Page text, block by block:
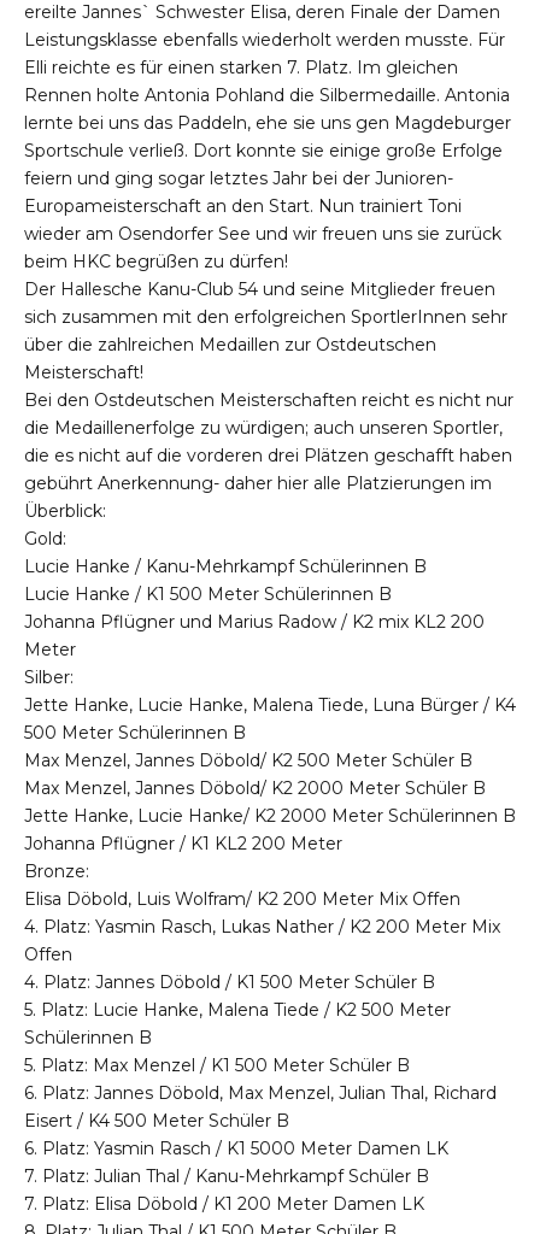
ereilte Jannes` Schwester Elisa, deren Finale der Damen
Leistungsklasse ebenfalls wiederholt werden musste. Für
Elli reichte es für einen starken 7. Platz. Im gleichen
Rennen holte Antonia Pohland die Silbermedaille. Antonia
lernte bei uns das Paddeln, ehe sie uns gen Magdeburger
Sportschule verließ. Dort konnte sie einige große Erfolge
feiern und ging sogar letztes Jahr bei der Junioren-
Europameisterschaft an den Start. Nun trainiert Toni
wieder am Osendorfer See und wir freuen uns sie zurück
beim HKC begrüßen zu dürfen!
Der Hallesche Kanu-Club 54 und seine Mitglieder freuen
sich zusammen mit den erfolgreichen SportlerInnen sehr
über die zahlreichen Medaillen zur Ostdeutschen
Meisterschaft!
Bei den Ostdeutschen Meisterschaften reicht es nicht nur
die Medaillenerfolge zu würdigen; auch unseren Sportler,
die es nicht auf die vorderen drei Plätzen geschafft haben
gebührt Anerkennung- daher hier alle Platzierungen im
Überblick:
Gold:
Lucie Hanke / Kanu-Mehrkampf Schülerinnen B
Lucie Hanke / K1 500 Meter Schülerinnen B
Johanna Pflügner und Marius Radow / K2 mix KL2 200
Meter
Silber:
Jette Hanke, Lucie Hanke, Malena Tiede, Luna Bürger / K4
500 Meter Schülerinnen B
Max Menzel, Jannes Döbold/ K2 500 Meter Schüler B
Max Menzel, Jannes Döbold/ K2 2000 Meter Schüler B
Jette Hanke, Lucie Hanke/ K2 2000 Meter Schülerinnen B
Johanna Pflügner / K1 KL2 200 Meter
Bronze:
Elisa Döbold, Luis Wolfram/ K2 200 Meter Mix Offen
4. Platz: Yasmin Rasch, Lukas Nather / K2 200 Meter Mix
Offen
4. Platz: Jannes Döbold / K1 500 Meter Schüler B
5. Platz: Lucie Hanke, Malena Tiede / K2 500 Meter
Schülerinnen B
5. Platz: Max Menzel / K1 500 Meter Schüler B
6. Platz: Jannes Döbold, Max Menzel, Julian Thal, Richard
Eisert / K4 500 Meter Schüler B
6. Platz: Yasmin Rasch / K1 5000 Meter Damen LK
7. Platz: Julian Thal / Kanu-Mehrkampf Schüler B
7. Platz: Elisa Döbold / K1 200 Meter Damen LK